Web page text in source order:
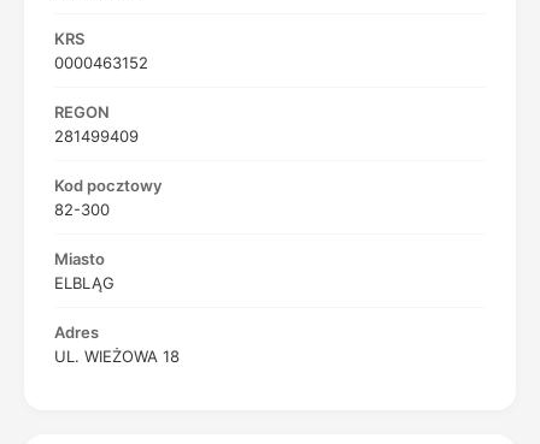
KRS
0000463152
REGON
281499409
Kod pocztowy
82-300
Miasto
ELBLĄG
Adres
UL. WIEŻOWA 18